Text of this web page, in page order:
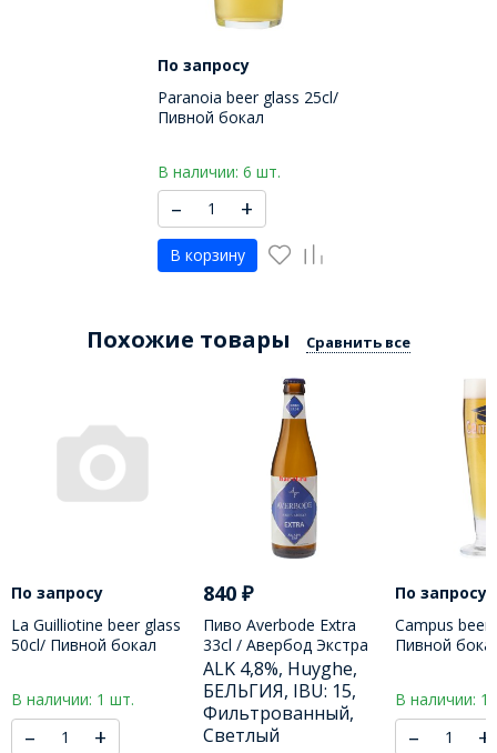
По запросу
Paranoia beer glass 25cl/
Пивной бокал
В наличии: 6 шт.
– +
В корзину
Похожие товары Сравнить все
По запросу
La Guilliotine beer glass
50cl/ Пивной бокал
В наличии: 1 шт.
– +
840 ₽
Пиво Averbode Extra
33cl / Авербод Экстра
330 МЛ
ALK 4,8%, Huyghe,
БЕЛЬГИЯ, IBU: 15,
Фильтрованный,
Светлый
По запросу
Campus beer
Пивной
В наличии: 1
– +